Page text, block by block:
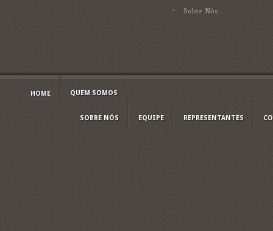
Sobre Nós
HOME QUEM SOMOS
SOBRE NÓS EQUIPE REPRESENTANTES